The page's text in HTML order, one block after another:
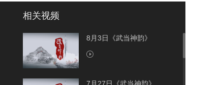
相关视频
8月3日《武当神韵》